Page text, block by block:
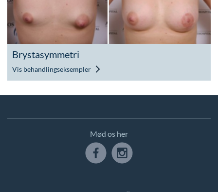
Brystasymmetri
Vis behandlingseksempler
Mød os her